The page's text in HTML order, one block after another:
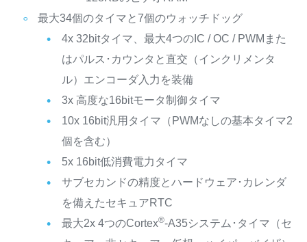
最大34個のタイマと7個のウォッチドッグ
4x 32bitタイマ、最大4つのIC / OC / PWMまた
はパルス･カウンタと直交（インクリメンタ
ル）エンコーダ入力を装備
3x 高度な16bitモータ制御タイマ
10x 16bit汎用タイマ（PWMなしの基本タイマ2
個を含む）
5x 16bit低消費電力タイマ
サブセカンドの精度とハードウェア･カレンダ
を備えたセキュアRTC
最大2x 4つのCortex®-A35システム･タイマ（セ